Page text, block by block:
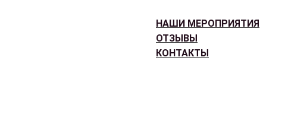
НАШИ МЕРОПРИЯТИЯ
ОТЗЫВЫ
КОНТАКТЫ